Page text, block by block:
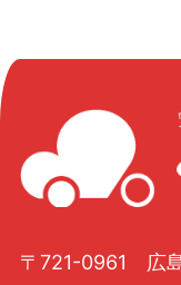
〒721-0961 広